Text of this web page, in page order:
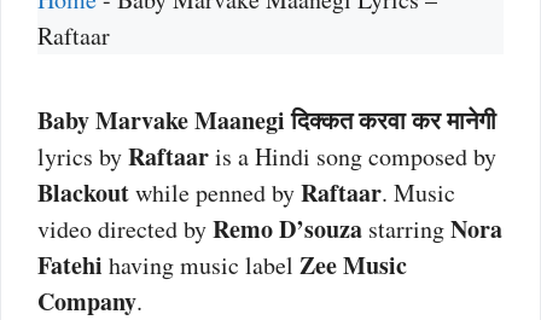
Raftaar
Baby Marvake Maanegi दिक्कत करवा कर मानेगी
lyrics byRaftaaris a Hindi song composed by
Blackoutwhile penned byRaftaar. Music
video directed byRemo D’souza starringNora
Fatehi having music label Zee Music
Company.